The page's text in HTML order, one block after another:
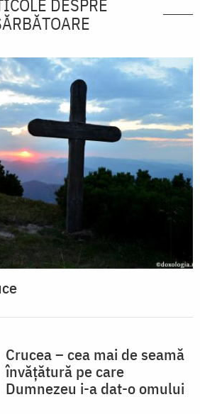
DESPRE
Crucea – cea mai de seamă
învățătură pe care
Dumnezeu i-a dat-o omului